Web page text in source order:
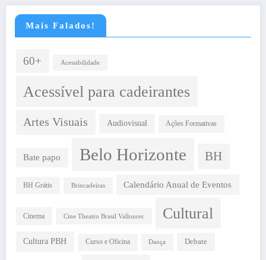
Mais Falados!
60+ Acessibilidade
Acessível para cadeirantes
Artes Visuais Audiovisual Ações Formativas
Bate papo Belo Horizonte BH
BH Grátis Brincadeiras Calendário Anual de Eventos
Cinema Cine Theatro Brasil Vallourec Cultural
Cultura PBH Curso e Oficina Dança Debate